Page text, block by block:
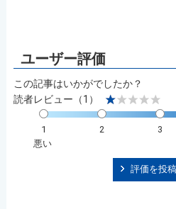
この記事はいかがでしたか？
読者レビュー（1）
1 2 3
悪い
評価を投